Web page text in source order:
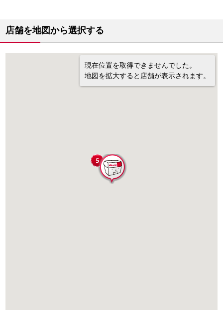
店舗を地図から選択する
現在位置を取得できませんでした。
地図を拡大すると店舗が表示されます。